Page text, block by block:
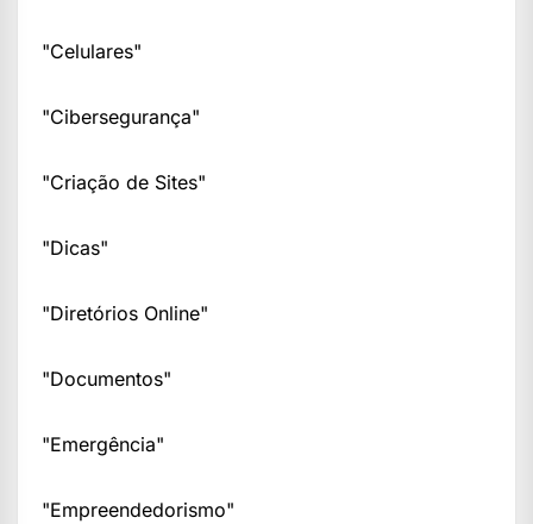
"Celulares"
"Cibersegurança"
"Criação de Sites"
"Dicas"
"Diretórios Online"
"Documentos"
"Emergência"
"Empreendedorismo"